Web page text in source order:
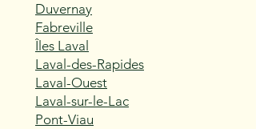
Duvernay
Fabreville
Îles Laval
Laval-des-Rapides
Laval-Ouest
Laval-sur-le-Lac
Pont-Viau